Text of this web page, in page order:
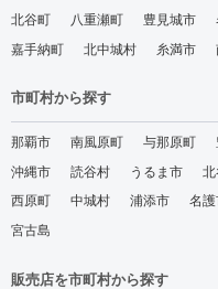
北谷町
八重瀬町 豊見城市
嘉手納町
北中城村 糸満市
市町村から探す
那覇市 南風原町 与那原町
沖縄市
読谷村 うるま市
西原町
中城村 浦添市 名
宮古島
販売店を市町村から探す